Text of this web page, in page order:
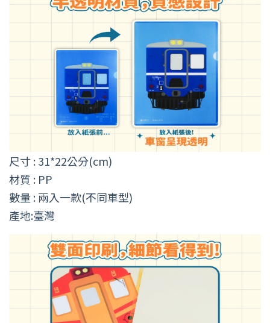
尺寸 : 31*22公分(cm)
材質 : PP
數量 : 兩入一款(不同車型)
產地:臺灣